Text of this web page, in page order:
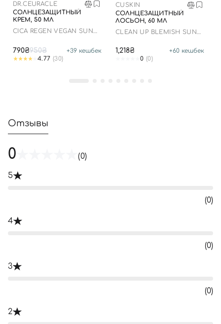
DR.CEURACLE
СОЛНЦЕЗАЩИТНЫЙ
КРЕМ, 50 МЛ
СICA REGEN VEGAN SUN
790₴950₴ +39 кешбек
4.77 (30)
CUSKIN
СОЛНЦЕЗАЩИТНЫЙ
ЛОСЬОН, 60 МЛ
CLEAN UP BLEMISH SUN
1,218₴ +60 кешбек
0 (0)
Отзывы
0 (0)
5
(0)
4
(0)
3
(0)
2